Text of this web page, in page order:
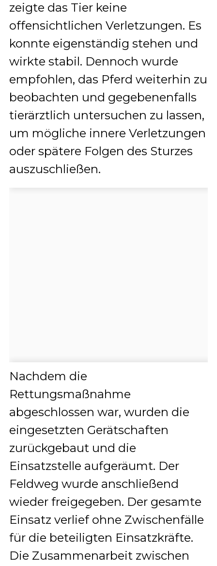
zeigte das Tier keine
offensichtlichen Verletzungen. Es
konnte eigenständig stehen und
wirkte stabil. Dennoch wurde
empfohlen, das Pferd weiterhin zu
beobachten und gegebenenfalls
tierärztlich untersuchen zu lassen,
um mögliche innere Verletzungen
oder spätere Folgen des Sturzes
auszuschließen.
Nachdem die
Rettungsmaßnahme
abgeschlossen war, wurden die
eingesetzten Gerätschaften
zurückgebaut und die
Einsatzstelle aufgeräumt. Der
Feldweg wurde anschließend
wieder freigegeben. Der gesamte
Einsatz verlief ohne Zwischenfälle
für die beteiligten Einsatzkräfte.
Die Zusammenarbeit zwischen